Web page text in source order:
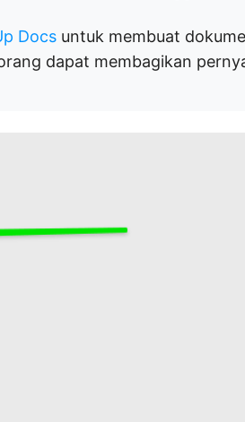
Docs untuk membuat
dapat membagikan